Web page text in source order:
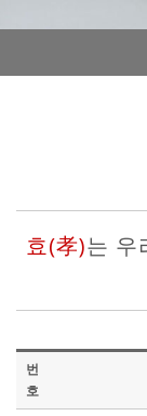
효(孝)는 우
번
호